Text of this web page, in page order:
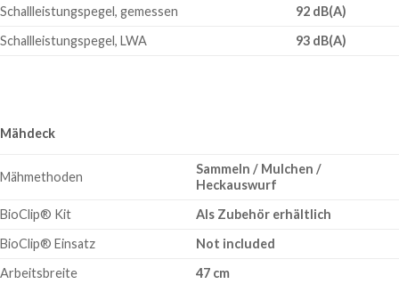
Schallleistungspegel, gemessen
92 dB(A)
Schallleistungspegel, LWA
93 dB(A)
Mähdeck
Mähmethoden
Sammeln / Mulchen /
Heckauswurf
BioClip® Kit
Als Zubehör erhältlich
BioClip® Einsatz
Not included
Arbeitsbreite
47 cm